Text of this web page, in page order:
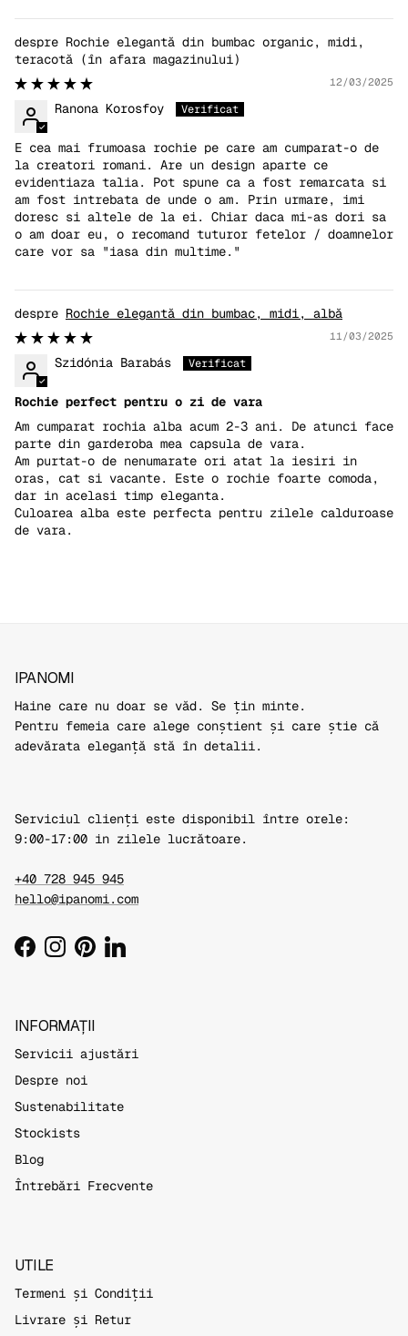
Rochie elegantă din bumbac organic, midi,
teracotă
12/03/2025
Ranona Korosfoy
E cea mai frumoasa rochie pe care am cumparat-o de
la creatori romani. Are un design aparte ce
evidentiaza talia. Pot spune ca a fost remarcata si
am fost intrebata de unde o am. Prin urmare, imi
doresc si altele de la ei. Chiar daca mi-as dori sa
o am doar eu, o recomand tuturor fetelor / doamnelor
care vor sa "iasa din multime."
Rochie elegantă din bumbac, midi, albă
11/03/2025
Szidónia Barabás
Rochie perfect pentru o zi de vara
Am cumparat rochia alba acum 2-3 ani. De atunci face
parte din garderoba mea capsula de vara.
Am purtat-o de nenumarate ori atat la iesiri in
oras, cat si vacante. Este o rochie foarte comoda,
dar in acelasi timp eleganta.
Culoarea alba este perfecta pentru zilele calduroase
de vara.
IPANOMI
Haine care nu doar se văd. Se țin minte.
Pentru femeia care alege conștient și care știe că
adevărata eleganță stă în detalii.
Serviciul clienți este disponibil între orele:
9:00-17:00 in zilele lucrătoare.
+40 728 945 945
hello@ipanomi.com
FacebookInstagram
Pinterest
LinkedIn
INFORMAȚII
Servicii ajustări
Despre noi
Sustenabilitate
Stockists
Blog
Întrebări Frecvente
UTILE
Termeni și Condiții
Livrare și Retur